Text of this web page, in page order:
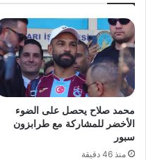
محمد صلاح يحصل على الضوء
الأخضر للمشاركة مع طرابزون
سبور
منذ 46 دقيقة